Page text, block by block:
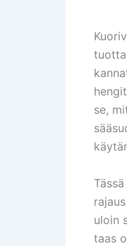
se,
uloin
taas